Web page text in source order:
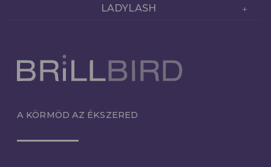
LADYLASH
A KÖRMÖD AZ ÉKSZERED